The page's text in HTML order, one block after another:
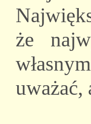
że
uważać,